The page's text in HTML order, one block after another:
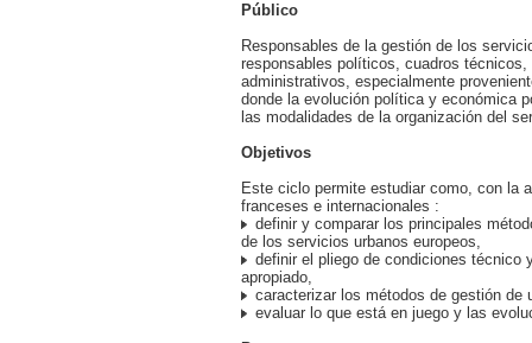
Público
Responsables de la gestión de los
responsables políticos, cuadros técnicos,
administrativos, especialmente
donde la evolución política y económica
las modalidades de la organización del
Objetivos
Este ciclo permite estudiar como, con la
franceses e internacionales :
definir y comparar los principales
de los servicios urbanos europeos,
definir el pliego de condiciones técnico
apropiado,
caracterizar los métodos de gestión de
evaluar lo que está en juego y las